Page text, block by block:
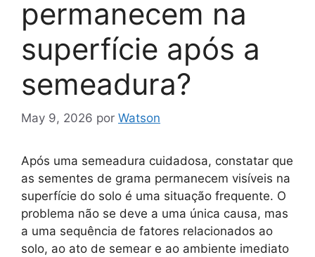
permanecem na
superfície após a
semeadura?
May 9, 2026 por Watson
Após uma semeadura cuidadosa, constatar que
as sementes de grama permanecem visíveis na
superfície do solo é uma situação frequente. O
problema não se deve a uma única causa, mas
a uma sequência de fatores relacionados ao
solo, ao ato de semear e ao ambiente imediato